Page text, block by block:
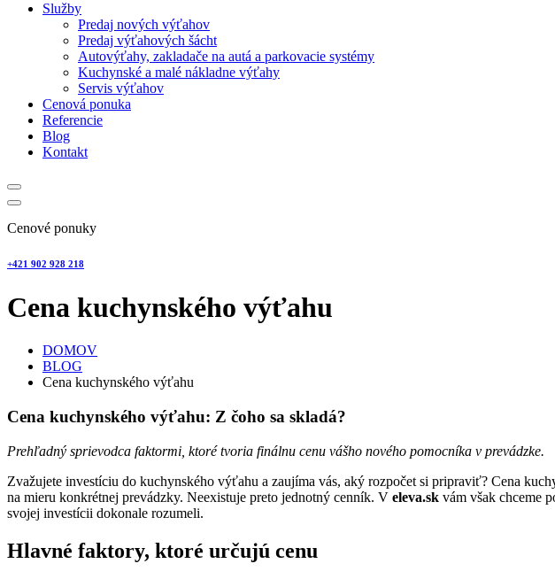
Služby
Predaj nových výťahov
Predaj výťahových šácht
Autovýťahy, zakladače na autá a parkovacie systémy
Kuchynské a malé nákladne výťahy
Servis výťahov
Cenová ponuka
Referencie
Blog
Kontakt
Cenové ponuky
+421 902 928 218
Cena kuchynského výťahu
DOMOV
BLOG
Cena kuchynského výťahu
Cena kuchynského výťahu: Z čoho sa skladá?
Prehľadný sprievodca faktormi, ktoré tvoria finálnu cenu vášho nového pomocníka v prevádzke.
Zvažujete investíciu do kuchynského výťahu a zaujíma vás, aký rozpočet si pripraviť? Cena
na mieru konkrétnej prevádzky. Neexistuje preto jednotný cenník. V eleva.sk vám však chceme
svojej investícii dokonale rozumeli.
Hlavné faktory, ktoré určujú cenu